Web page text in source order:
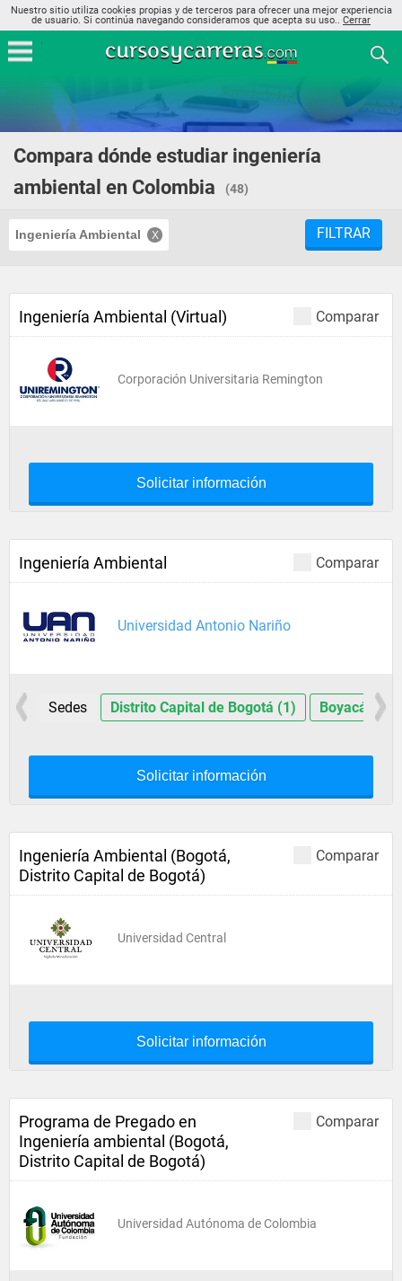
Nuestro sitio utiliza cookies propias y de terceros para ofrecer una mejor experiencia
de usuario. Si continúa navegando consideramos que acepta su uso.. Cerrar
Compara dónde estudiar ingeniería
ambiental en Colombia
(48)
Ingeniería Ambiental FILTRAR
Comparar
Ingeniería Ambiental (Virtual)
Corporación Universitaria Remington
Solicitar información
Comparar
Ingeniería Ambiental
Universidad Antonio Nariño
Sedes Distrito Capital de Bogotá (1) Boyacá (1)
Solicitar información
Comparar
Ingeniería Ambiental (Bogotá,
Distrito Capital de Bogotá)
Universidad Central
Solicitar información
Comparar
Programa de Pregado en
Ingeniería ambiental (Bogotá,
Distrito Capital de Bogotá)
Universidad Autónoma de Colombia